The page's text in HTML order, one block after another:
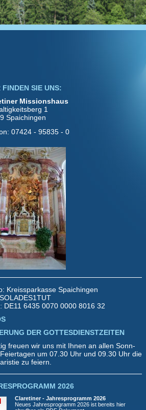
FINDEN SIE UNS:
Missionshaus
1
Spaichingen
07424 - 95835 - 0
Kreissparkasse Spaichingen
DE11 6435 0070 0000 8016 32
DER GOTTESDIENSTZEITEN
freuen wir uns mit Ihnen an allen Sonn-
um 07.30 Uhr und 09.30 Uhr die
zu feiern.
2026
Claretiner - Jahresprogramm 2026
Neues Jahresprogramm 2026 ist bereits hier